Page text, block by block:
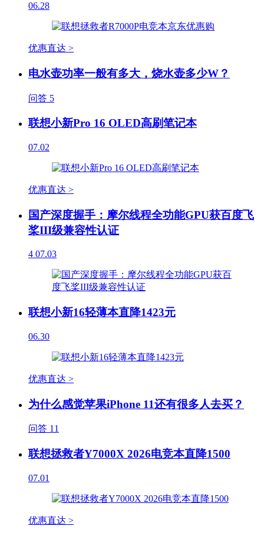
06.28
优惠直达 >
电水壶功率一般有多大，烧水壶多少W？
问答 5
联想小新Pro 16 OLED高刷笔记本
07.02
优惠直达 >
国产深度握手：摩尔线程全功能GPU获百度飞
桨III级兼容性认证
4 07.03
联想小新16轻薄本直降1423元
06.30
优惠直达 >
为什么感觉苹果iPhone 11还有很多人去买？
问答 11
联想拯救者Y7000X 2026电竞本直降1500
07.01
优惠直达 >